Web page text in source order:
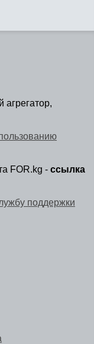
агрегатор,
FOR.kg - ссылка
поддержки